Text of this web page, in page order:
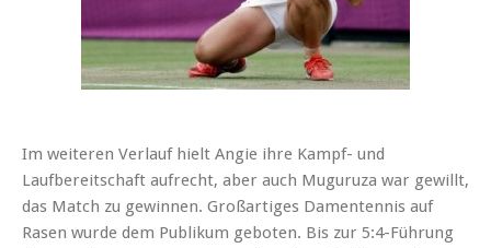
Im weiteren Verlauf hielt Angie ihre Kampf- und
Laufbereitschaft aufrecht, aber auch Muguruza war gewillt,
das Match zu gewinnen. Großartiges Damentennis auf
Rasen wurde dem Publikum geboten. Bis zur 5:4-Führung